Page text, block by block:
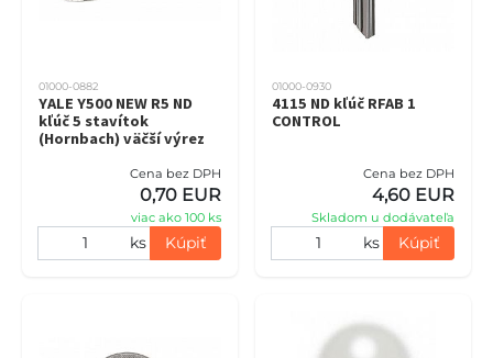
01000-0882
YALE Y500 NEW R5 ND
kľúč 5 stavítok
(Hornbach) väčší výrez
Cena bez DPH
0,70 EUR
viac ako 100 ks
ks Kúpiť
01000-0930
4115 ND kľúč RFAB 1
CONTROL
Cena bez DPH
4,60 EUR
Skladom u dodávateľa
ks Kúpiť